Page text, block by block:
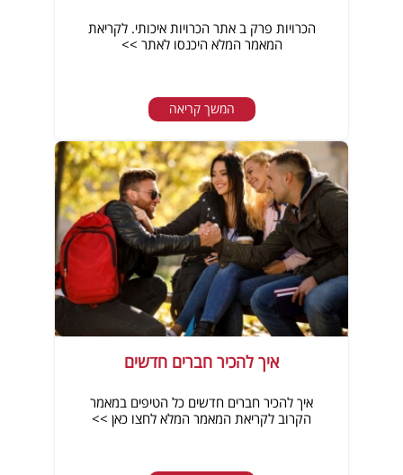
הכרויות פרק ב אתר הכרויות איכותי. לקריאת
המאמר המלא היכנסו לאתר >>
המשך קריאה
איך להכיר חברים חדשים
איך להכיר חברים חדשים כל הטיפים במאמר
הקרוב לקריאת המאמר המלא לחצו כאן >>